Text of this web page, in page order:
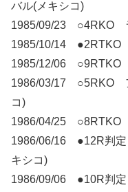
バル(メキシコ)
1985/09/23 ○4RKO
1985/10/14 ●2RTKO
1985/12/06 ○9RTKO
1986/03/17 ○5RKO
コ)
1986/04/25 ○8RTKO
1986/06/16 ●12R判定
キシコ)
1986/09/06 ●10R判定